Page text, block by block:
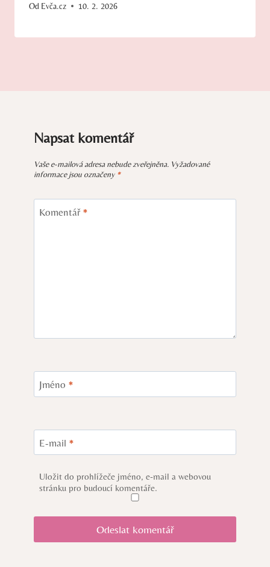
Od Evča.cz 10. 2. 2026
Napsat komentář
Vaše e-mailová adresa nebude zveřejněna. Vyžadované
informace jsou označeny *
Komentář *
Jméno *
E-mail *
Uložit do prohlížeče jméno, e-mail a webovou
stránku pro budoucí komentáře.